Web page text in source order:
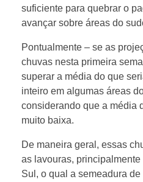
suficiente para quebrar o
avançar sobre áreas do
Pontualmente – se as
chuvas nesta primeira
superar a média do que
inteiro em algumas áreas
considerando que a média
muito baixa.
De maneira geral, essas
as lavouras,
Sul, o qual a semeadura